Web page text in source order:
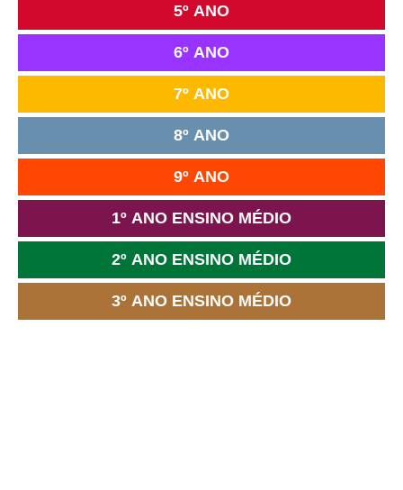
5º ANO
6º ANO
7º ANO
8º ANO
9º ANO
1º ANO ENSINO MÉDIO
2º ANO ENSINO MÉDIO
3º ANO ENSINO MÉDIO